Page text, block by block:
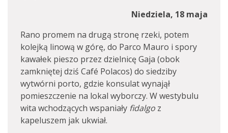
Niedziela, 18 maja
Rano promem na drugą stronę rzeki, potem
kolejką linową w górę, do Parco Mauro i spory
kawałek pieszo przez dzielnicę Gaja (obok
zamkniętej dziś Café Polacos) do siedziby
wytwórni porto, gdzie konsulat wynajął
pomieszczenie na lokal wyborczy. W westybulu
wita wchodzących wspaniały fidalgo z
kapeluszem jak ukwiał.